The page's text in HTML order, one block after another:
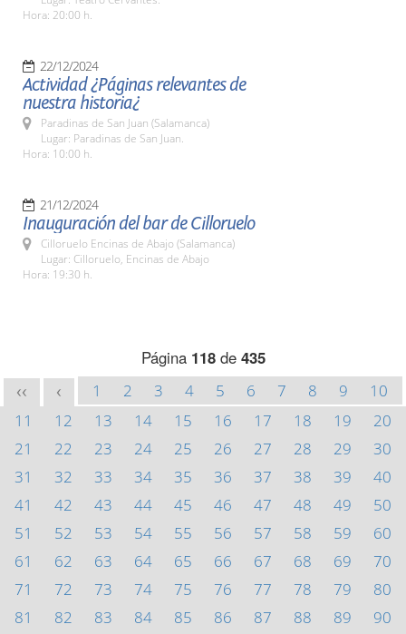
Hora: 20:00 h.
22/12/2024
Actividad ¿Páginas relevantes de
nuestra historia¿
Paradinas de San Juan (Salamanca)
Lugar: Paradinas de San Juan.
Hora: 10:00 h.
21/12/2024
Inauguración del bar de Cilloruelo
Cilloruelo Encinas de Abajo (Salamanca)
Lugar: Cilloruelo, Encinas de Abajo
Hora: 19:30 h.
Página 118de 435
<< < 1 2 3 4 5 6 7 8 9
10
11
12 13 14 15 16 17 18 19
20
21
22 23 24 25 26 27 28 29
30
31
32 33 34 35 36 37 38 39
40
41
42 43 44 45 46 47 48 49
50
51
52 53 54 55 56 57 58 59
60
61
62 63 64 65 66 67 68 69
70
71
72 73 74 75 76 77 78 79
80
81
82 83 84 85 86 87 88 89
90